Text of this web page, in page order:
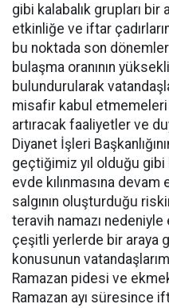
gibi kalabalık grupları
etkinliğe ve iftar
bu noktada son
bulaşma oranının
bulundurularak
misafir kabul etmemeleri
artıracak faaliyetler ve
Diyanet İşleri
geçtiğimiz yıl olduğu gibi
evde kılınmasına
salgının oluşturduğu
teravih namazı
çeşitli yerlerde bir araya
konusunun
Ramazan pidesi ve
Ramazan ayı süresince